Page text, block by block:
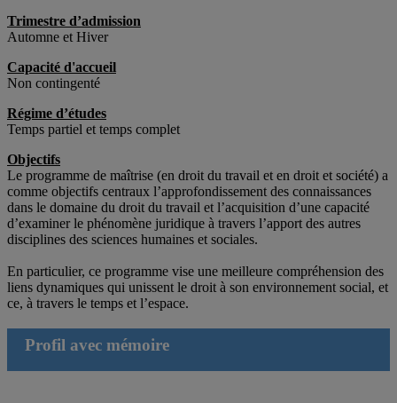
Trimestre d’admission
Automne et Hiver
Capacité d'accueil
Non contingenté
Régime d’études
Temps partiel et temps complet
Objectifs
Le programme de maîtrise (en droit du travail et en droit et société) a
comme objectifs centraux l’approfondissement des connaissances
dans le domaine du droit du travail et l’acquisition d’une capacité
d’examiner le phénomène juridique à travers l’apport des autres
disciplines des sciences humaines et sociales.
En particulier, ce programme vise une meilleure compréhension des
liens dynamiques qui unissent le droit à son environnement social, et
ce, à travers le temps et l’espace.
Profil avec mémoire